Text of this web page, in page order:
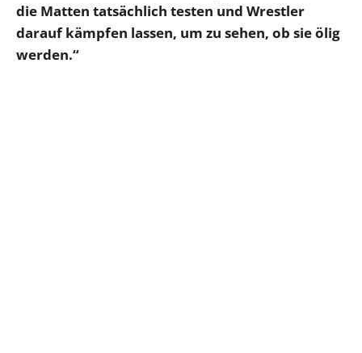
die Matten tatsächlich testen und Wrestler
darauf kämpfen lassen, um zu sehen, ob sie ölig
werden.“